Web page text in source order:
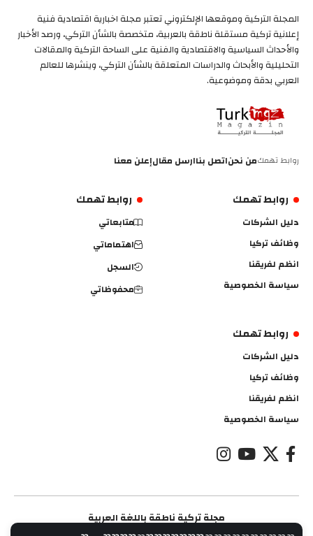
المجلة التركية وموقعها الإلكتروني تعتبر مجلة اخبارية اقتصادية فنية
إعلانية تركية مستقلة ناطقة بالعربية، متخصصة بالشأن التركي، ورصد الأخبار
والأحداث السياسية والاقتصادية والفنية على الساحة التركية والمقالات
التحليلية والأبحاث والدراسات المتعلقة بالشأن التركي، وينشرها للعالم
العربي بدقة وموضوعية.
روابط تهمكمن نحناتصل بناارسل مقالإعلن معنا
روابط تهمك
دليل الشركات
وظائف تركيا
انظم لفريقنا
سياسة الخصوصية
روابط تهمك
متابعاتي
اهتماماتي
السجل
محفوظاتي
روابط تهمك
دليل الشركات
وظائف تركيا
انظم لفريقنا
سياسة الخصوصية
مجلة تركية ناطقة باللغة العربية